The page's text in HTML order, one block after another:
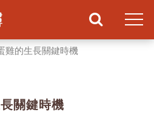
雞的生長關鍵時機
關鍵時機